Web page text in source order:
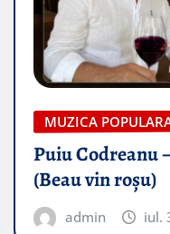
MUZICA
Puiu Codreanu
(Beau vin roșu)
admin iul.